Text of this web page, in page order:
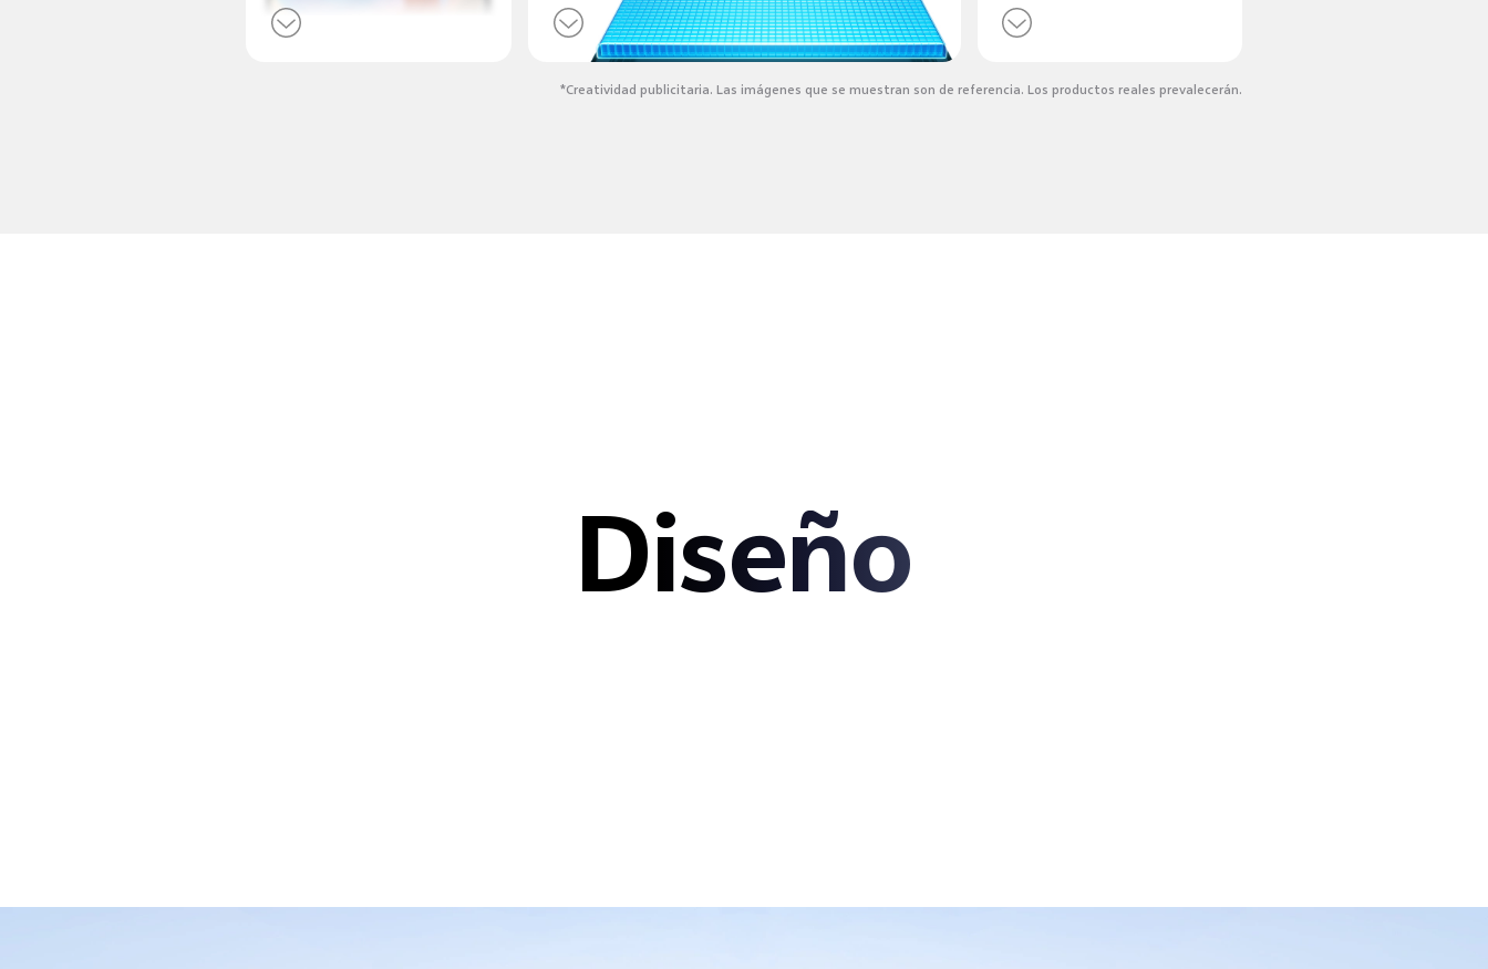
*Creatividad publicitaria. Las imágenes que se muestran son de referencia. Los productos reales prevalecerán.
Diseño